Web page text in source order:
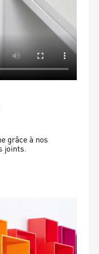
grâce à nos
joints.